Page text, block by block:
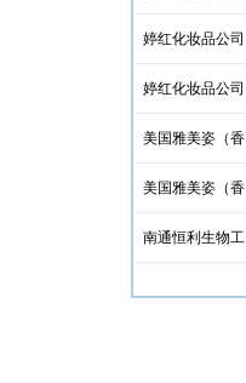
婷红化妆品公司
婷红化妆品公司
美国雅美姿（香
美国雅美姿（香
南通恒利生物工